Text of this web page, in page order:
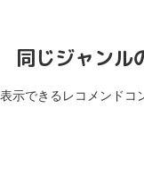
同じジャンル
表示できるレコメンドコ